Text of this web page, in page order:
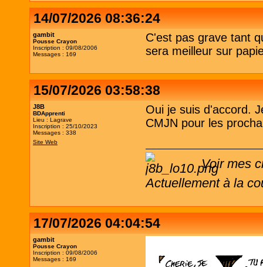
14/07/2026 08:36:24
gambit
Pousse Crayon
Inscription : 09/08/2006
Messages : 169
C'est pas grave tant
sera meilleur sur
15/07/2026 03:58:38
J8B
BDApprenti
Lieu : Lagrave
Inscription : 25/10/2023
Messages : 338
Site Web
Oui je suis d'accord.
CMJN pour les
Voir mes
Actuellement à la
17/07/2026 04:04:54
gambit
Pousse Crayon
Inscription : 09/08/2006
Messages : 169